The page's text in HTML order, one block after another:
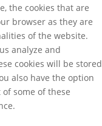
the cookies that are
browser as they are
of the website.
analyze and
cookies will be stored
also have the option
some of these